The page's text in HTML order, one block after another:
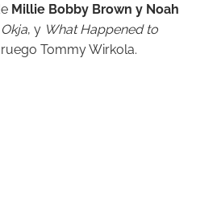
Millie Bobby Brown y Noah
Okja, y What Happened to
Tommy Wirkola.